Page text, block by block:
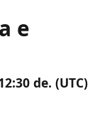
e
de. (UTC)